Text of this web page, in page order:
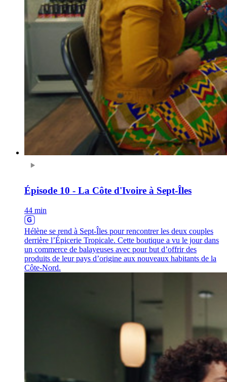
Épisode 10 - La Côte d'Ivoire à Sept-Îles
44 min
Hélène se rend à Sept-Îles pour rencontrer les deux couples
derrière l’Épicerie Tropicale. Cette boutique a vu le jour dans
un commerce de balayeuses avec pour but d’offrir des
produits de leur pays d’origine aux nouveaux habitants de la
Côte-Nord.